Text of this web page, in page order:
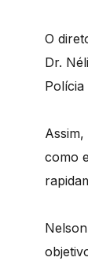
O
Dr.
Polícia
como